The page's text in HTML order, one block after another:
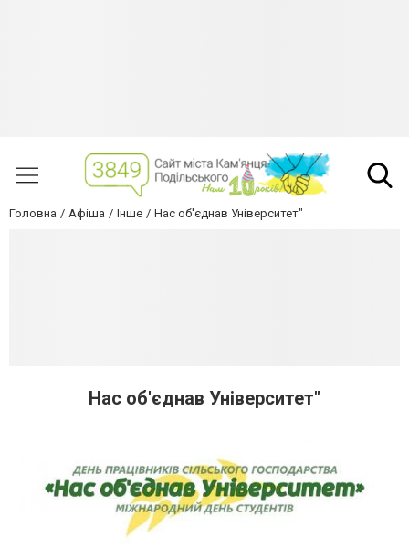
Головна Афіша Інше Нас об'єднав Університет"
Нас об'єднав Університет"